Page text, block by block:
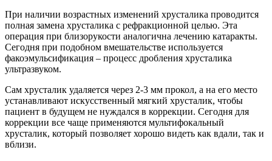
При наличии возрастных изменений хрусталика проводится
полная замена хрусталика с рефракционной целью. Эта
операция при близорукости аналогична лечению катаракты.
Сегодня при подобном вмешательстве используется
факоэмульсификация – процесс дробления хрусталика
ультразвуком.
Сам хрусталик удаляется через 2-3 мм прокол, а на его место
устанавливают искусственный мягкий хрусталик, чтобы
пациент в будущем не нуждался в коррекции. Сегодня для
коррекции все чаще применяются мультифокальный
хрусталик, который позволяет хорошо видеть как вдали, так и
вблизи.